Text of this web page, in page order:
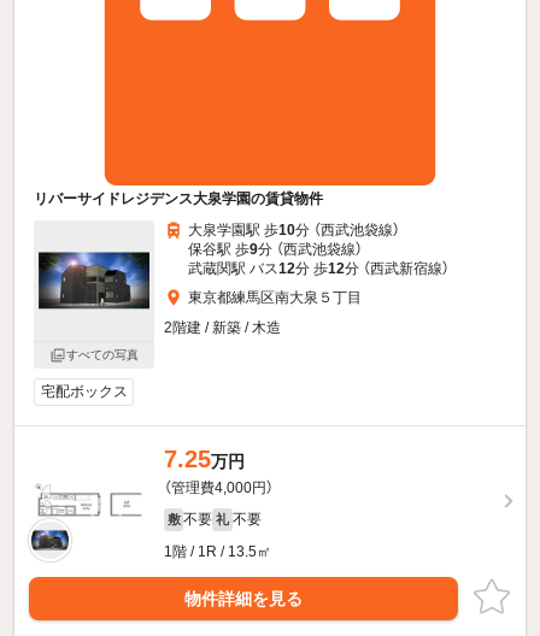
リバーサイドレジデンス大泉学園の賃貸物件
すべての写真
大泉学園駅 歩10分 （西武池袋線）
保谷駅 歩9分 （西武池袋線）
武蔵関駅 バス12分 歩12分 （西武新宿線）
東京都練馬区南大泉５丁目
2階建 / 新築 / 木造
宅配ボックス
7.25万円
（管理費4,000円）
敷 不要 礼 不要
1階 / 1R / 13.5㎡
物件詳細を見る